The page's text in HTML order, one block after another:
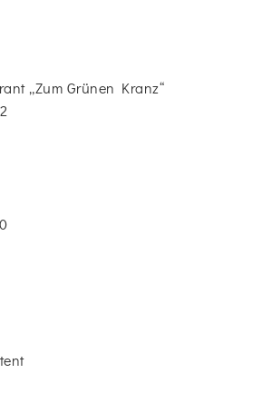
„Zum Grünen Kranz“